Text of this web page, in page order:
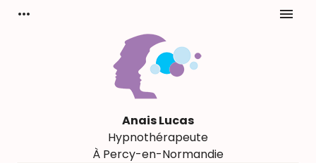
more_horiz menu
Anais Lucas
Hypnothérapeute
À Percy-en-Normandie